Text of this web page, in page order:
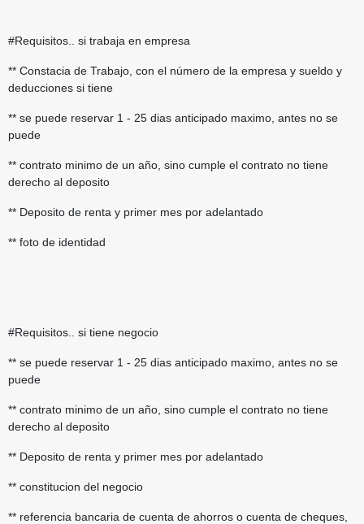
#Requisitos.. si trabaja en empresa
** Constacia de Trabajo, con el número de la empresa y sueldo y
deducciones si tiene
** se puede reservar 1 - 25 dias anticipado maximo, antes no se
puede
** contrato minimo de un año, sino cumple el contrato no tiene
derecho al deposito
** Deposito de renta y primer mes por adelantado
** foto de identidad
#Requisitos.. si tiene negocio
** se puede reservar 1 - 25 dias anticipado maximo, antes no se
puede
** contrato minimo de un año, sino cumple el contrato no tiene
derecho al deposito
** Deposito de renta y primer mes por adelantado
** constitucion del negocio
** referencia bancaria de cuenta de ahorros o cuenta de cheques,